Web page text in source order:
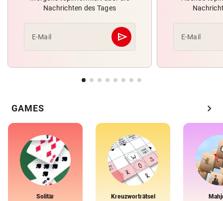
Nachrichten des Tages
E-Mail send
Abschicken E-Mail
GAMES chevron_right
Solitär Kreuzworträtsel